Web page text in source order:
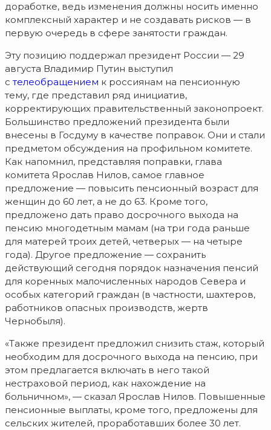
доработке, ведь изменения должны носить именно
комплексный характер и не создавать рисков — в
первую очередь в сфере занятости граждан.
Эту позицию поддержал президент России — 29
августа Владимир Путин выступил
стелеобращением к россиянам на пенсионную
тему, где представил ряд инициатив,
корректирующих правительственный законопроект.
Большинство предложений президента были
внесены в Госдуму в качестве поправок. Они и стали
предметом обсуждения на профильном комитете.
Как напомнил, представляя поправки, глава
комитета Ярослав Нилов, самое главное
предложение — повысить пенсионный возраст для
женщин до 60 лет, а не до 63. Кроме того,
предложено дать право досрочного выхода на
пенсию многодетным мамам (на три года раньше
для матерей троих детей, четверых — на четыре
года). Другое предложение — сохранить
действующий сегодня порядок назначения пенсий
для коренных малочисленных народов Севера и
особых категорий граждан (в частности, шахтеров,
работников опасных производств, жертв
Чернобыля).
«Также президент предложил снизить стаж, который
необходим для досрочного выхода на пенсию, при
этом предлагается включать в него такой
нестраховой период, как нахождение на
больничном», — сказал Ярослав Нилов. Повышенные
пенсионные выплаты, кроме того, предложены для
сельских жителей, проработавших более 30 лет.